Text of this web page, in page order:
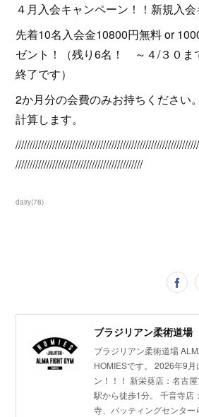
４月入会キャンペーン！！新規入
先着10名入会金10800円無料 or
ゼント！（残り6名！ ～４/３０ま
終了です）
2か月分の会費のみお持ちください
計算します。
/////////////////////////////////////////////
dairy(78)
ブラジリアン柔術道場
HOMIESです。 2026年9
ン！！！ 新栄葵店：名古
駅から徒歩1分。 千音寺店
寺、バッティングセンター